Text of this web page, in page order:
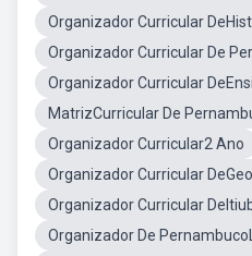
Organizador Curricular
Organizador Curricular De
Organizador Curricular
MatrizCurricular De
Organizador Curricular2 Ano
Organizador Curricular
Organizador Curricular
Organizador De